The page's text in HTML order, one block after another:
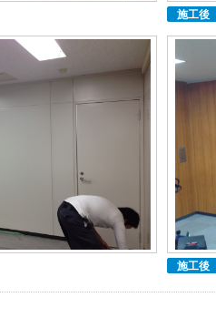
施工後
施工後